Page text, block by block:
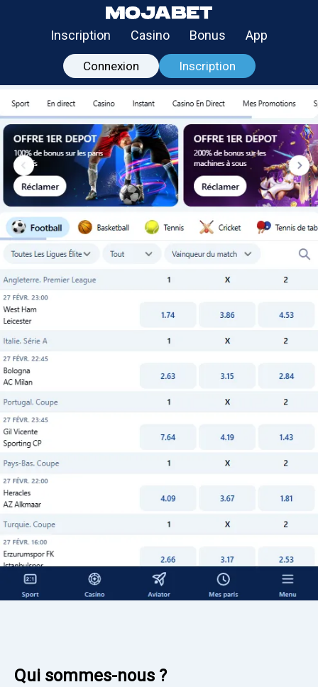
Inscription Casino Bonus App
Connexion Inscription
Qui sommes-nous ?